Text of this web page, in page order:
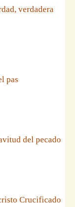
verdadera
pas
del pecado
Crucificado